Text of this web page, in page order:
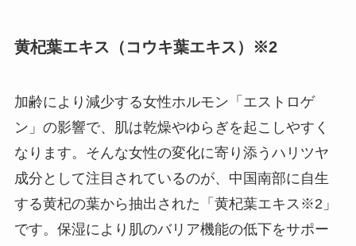
黄杞葉エキス（コウキ葉エキス）※2
加齢により減少する女性ホルモン「エストロゲ
ン」の影響で、肌は乾燥やゆらぎを起こしやすく
なります。そんな女性の変化に寄り添うハリツヤ
成分として注目されているのが、中国南部に自生
する黄杞の葉から抽出された「黄杞葉エキス※2」
です。保湿により肌のバリア機能の低下をサポー